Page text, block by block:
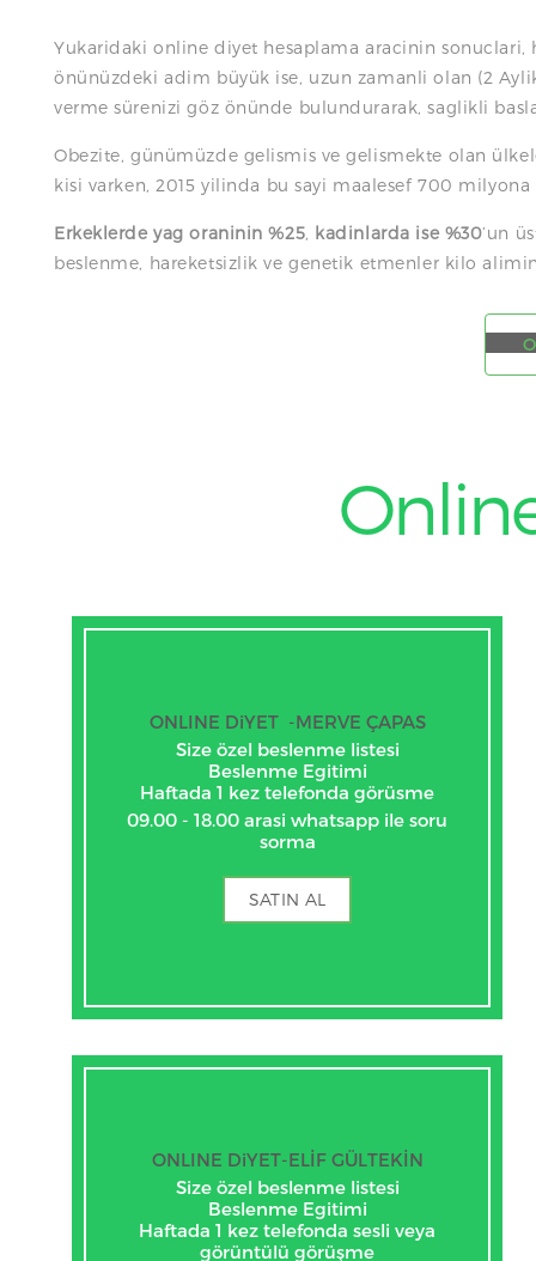
Yukaridaki online diyet hesaplama aracinin
önünüzdeki adim büyük ise, uzun zamanli olan (2
verme sürenizi göz önünde bulundurarak, saglikli
Obezite, günümüzde gelismis ve gelismekte olan
kisi varken, 2015 yilinda bu sayi maalesef 700
Erkeklerde yag oraninin %25, kadinlarda ise %30’un
beslenme, hareketsizlik ve genetik etmenler kilo
ONLINE DiYET -MERVE ÇAPAS
Size özel beslenme listesi
Beslenme Egitimi
Haftada 1 kez telefonda görüsme
09.00 - 18.00 arasi whatsapp ile soru
sorma
SATIN AL
ONLINE DiYET-ELİF GÜLTEKİN
Size özel beslenme listesi
Beslenme Egitimi
Haftada 1 kez telefonda sesli veya
görüntülü görüşme